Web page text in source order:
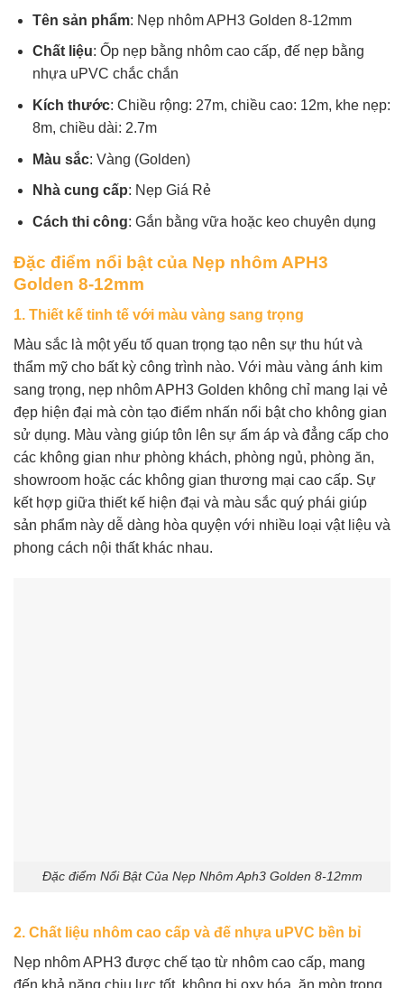
Tên sản phẩm: Nẹp nhôm APH3 Golden 8-12mm
Chất liệu: Ốp nẹp bằng nhôm cao cấp, đế nẹp bằng
nhựa uPVC chắc chắn
Kích thước: Chiều rộng: 27m, chiều cao: 12m, khe nẹp:
8m, chiều dài: 2.7m
Màu sắc: Vàng (Golden)
Nhà cung cấp: Nẹp Giá Rẻ
Cách thi công: Gắn bằng vữa hoặc keo chuyên dụng
Đặc điểm nổi bật của Nẹp nhôm APH3
Golden 8-12mm
1. Thiết kế tinh tế với màu vàng sang trọng
Màu sắc là một yếu tố quan trọng tạo nên sự thu hút và
thẩm mỹ cho bất kỳ công trình nào. Với màu vàng ánh kim
sang trọng, nẹp nhôm APH3 Golden không chỉ mang lại vẻ
đẹp hiện đại mà còn tạo điểm nhấn nổi bật cho không gian
sử dụng. Màu vàng giúp tôn lên sự ấm áp và đẳng cấp cho
các không gian như phòng khách, phòng ngủ, phòng ăn,
showroom hoặc các không gian thương mại cao cấp. Sự
kết hợp giữa thiết kế hiện đại và màu sắc quý phái giúp
sản phẩm này dễ dàng hòa quyện với nhiều loại vật liệu và
phong cách nội thất khác nhau.
Đặc điểm Nổi Bật Của Nẹp Nhôm Aph3 Golden 8-12mm
2. Chất liệu nhôm cao cấp và đế nhựa uPVC bền bỉ
Nẹp nhôm APH3 được chế tạo từ nhôm cao cấp, mang
đến khả năng chịu lực tốt, không bị oxy hóa, ăn mòn trong